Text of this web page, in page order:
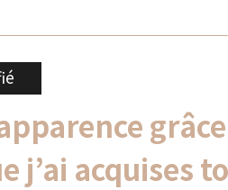
j’ai acquises